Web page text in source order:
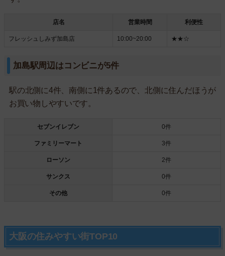
店名 営業時間 利便性
フレッシュしみず加島店 10:00~20:00 ★★☆
加島駅周辺はコンビニが5件
駅の北側に4件、南側に1件あるので、北側に住んだほうが
お買い物しやすいです。
セブンイレブン 0件
ファミリーマート 3件
ローソン 2件
サンクス 0件
その他 0件
大阪の住みやすい街TOP10